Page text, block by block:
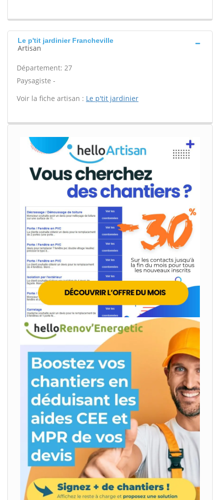
Le p'tit jardinier Francheville
Artisan
Département: 27
Paysagiste -
Voir la fiche artisan : Le p'tit jardinier